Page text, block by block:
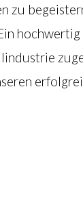
zu